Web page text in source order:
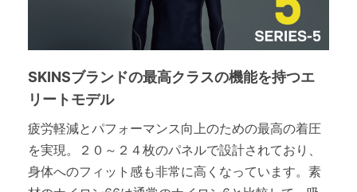
SKINSブランドの最高クラスの機能を持つエ
リートモデル
疲労軽減とパフォーマンス向上のための最高の着圧
を実現。２０～２４枚のパネルで設計されており、
身体へのフィット感も非常に高くなっています。素